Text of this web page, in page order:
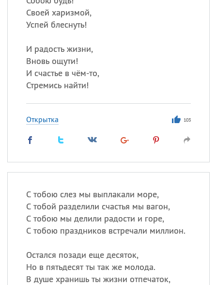
Своей харизмой,
Успей блеснуть!
И радость жизни,
Вновь ощути!
И счастье в чём-то,
Стремись найти!
Открытка 103
С тобою слез мы выплакали море,
С тобой разделили счастья мы вагон,
С тобою мы делили радости и горе,
С тобою праздников встречали миллион.
Остался позади еще десяток,
Но в пятьдесят ты так же молода.
В душе хранишь ты жизни отпечаток,